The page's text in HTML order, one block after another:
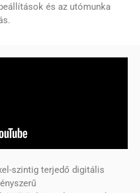
és az utómunka
szintig terjedő digitális